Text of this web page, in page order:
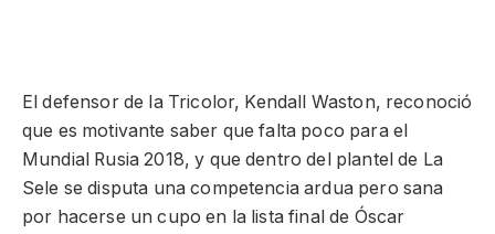
El defensor de la Tricolor, Kendall Waston, reconoció
que es motivante saber que falta poco para el
Mundial Rusia 2018, y que dentro del plantel de La
Sele se disputa una competencia ardua pero sana
por hacerse un cupo en la lista final de Óscar